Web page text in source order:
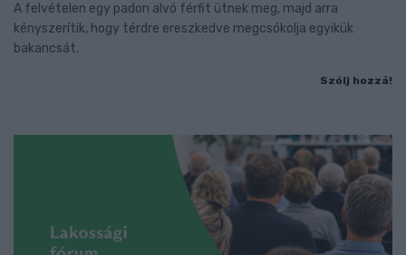
A felvételen egy padon alvó férfit ütnek meg, majd arra
kényszerítik, hogy térdre ereszkedve megcsókolja egyikük
bakancsát.
Szólj hozzá!